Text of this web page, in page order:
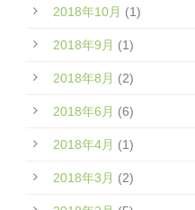
2018年10月 (1)
2018年9月 (1)
2018年8月 (2)
2018年6月 (6)
2018年4月 (1)
2018年3月 (2)